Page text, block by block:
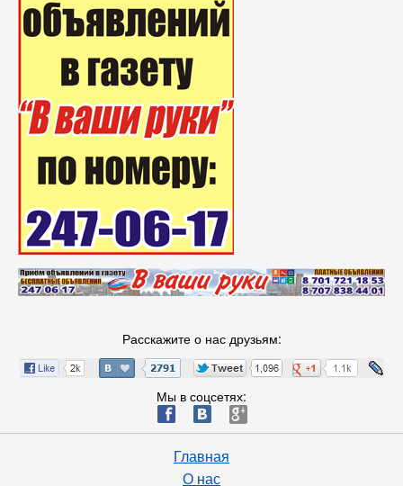
Расскажите о нас друзьям:
Мы в соцсетях:
ä æ è
Главная
О нас